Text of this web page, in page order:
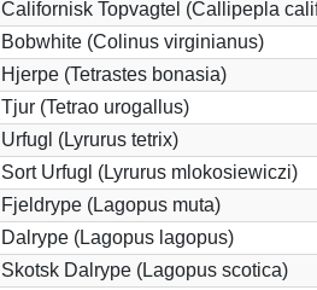
Californisk Topvagtel (Callipepla
Bobwhite (Colinus virginianus)
Hjerpe (Tetrastes bonasia)
Tjur (Tetrao urogallus)
Urfugl (Lyrurus tetrix)
Sort Urfugl (Lyrurus mlokosiewiczi)
Fjeldrype (Lagopus muta)
Dalrype (Lagopus lagopus)
Skotsk Dalrype (Lagopus scotica)